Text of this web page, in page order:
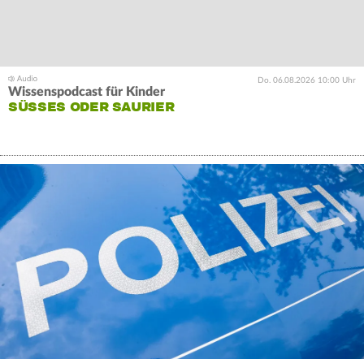
Do. 06.08.2026 10:00 Uhr
Wissenspodcast für Kinder
SÜSSES ODER SAURIER